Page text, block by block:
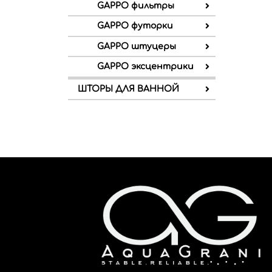
GAPPO фильтры
GAPPO футорки
GAPPO штуцеры
GAPPO эксцентрики
ШТОРЫ ДЛЯ ВАННОЙ